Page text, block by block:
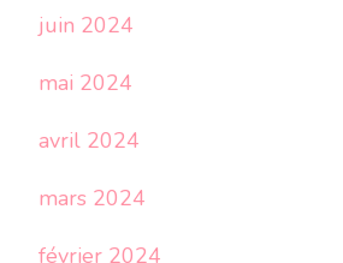
juin 2024
mai 2024
avril 2024
mars 2024
février 2024